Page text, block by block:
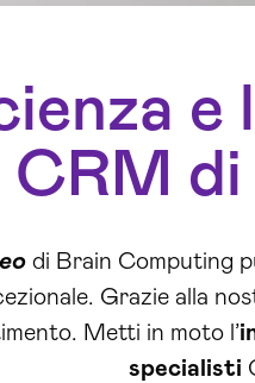
e
CRM
di Brain Computing
Grazie alla
Metti in moto l’
specialisti